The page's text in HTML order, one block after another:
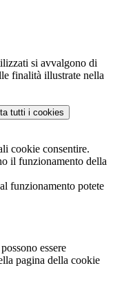
si avvalgono di
finalità illustrate nella
tutti i cookies
cookie consentire.
il funzionamento della
funzionamento potete
essere
pagina della cookie